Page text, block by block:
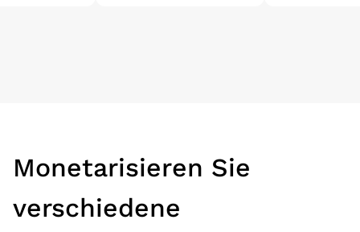
Monetarisieren Sie
verschiedene